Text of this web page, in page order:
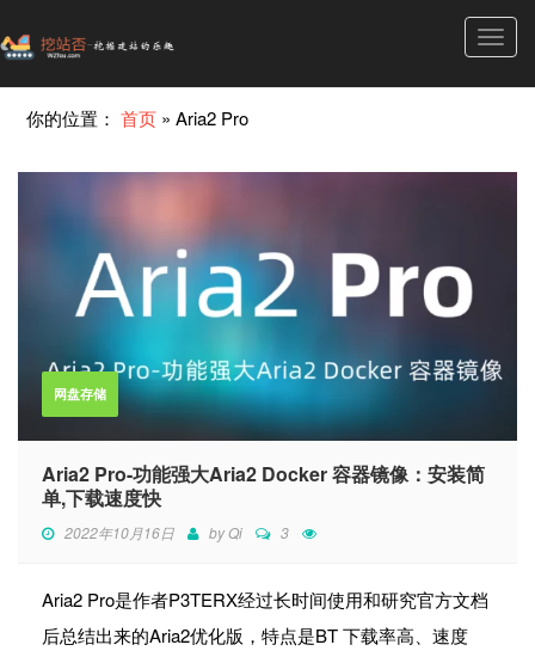
你的位置：首页 »Aria2 Pro
网盘存储
Aria2 Pro-功能强大Aria2 Docker 容器镜像：安装简
单,下载速度快
2022年10月16日 byQi 3
Aria2 Pro是作者P3TERX经过长时间使用和研究官方文档
后总结出来的Aria2优化版，特点是BT 下载率高、速度